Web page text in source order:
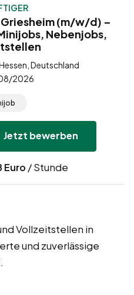
(m/w/d) –
Nebenjobs,
Deutschland
2026
Jetzt bewerben
Euro / Stunde
Vollzeitstellen in
und zuverlässige